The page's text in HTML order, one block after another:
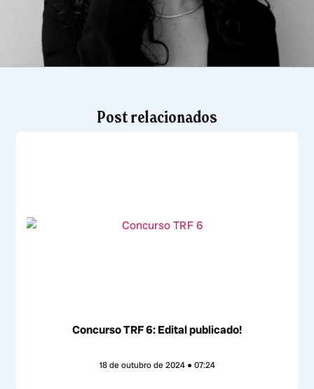
Post relacionados
Concurso TRF 6: Edital publicado!
18 de outubro de 2024 07:24